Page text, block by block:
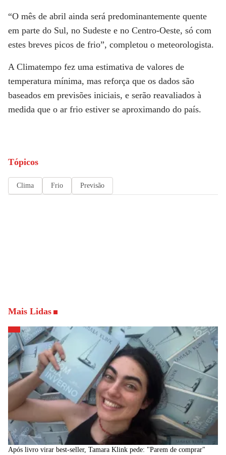
“O mês de abril ainda será predominantemente quente
em parte do Sul, no Sudeste e no Centro-Oeste, só com
estes breves picos de frio”, completou o meteorologista.
A Climatempo fez uma estimativa de valores de
temperatura mínima, mas reforça que os dados são
baseados em previsões iniciais, e serão reavaliados à
medida que o ar frio estiver se aproximando do país.
Tópicos
Clima Frio Previsão
Mais Lidas
Após livro virar best-seller, Tamara Klink pede: "Parem de comprar"